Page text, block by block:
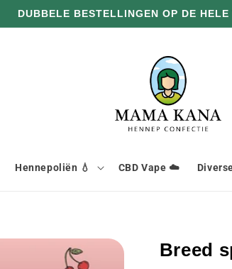
DUBBELE BESTELLINGEN OP DE HELE
Hennepoliën 💧 CBD Vape ☁️
Breed